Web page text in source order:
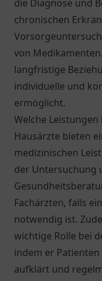
die Diagnose und
chronischen
von
langfristige
individuelle und
ermöglicht.
Welche
Hausärzte bieten
medizinischen
der Untersuchung
Fachärzten, falls
notwendig ist.
wichtige Rolle bei
indem er
aufklärt und